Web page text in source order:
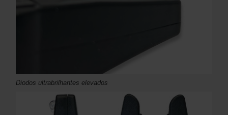
Diodos ultrabrilhantes elevados